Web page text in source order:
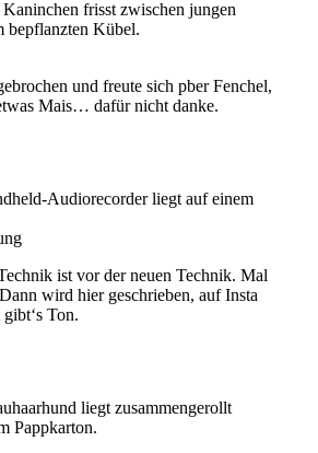
und freute sich pber Fenchel,
Mais… dafür nicht danke.
ist vor der neuen Technik. Mal
wird hier geschrieben, auf Insta
Ton.